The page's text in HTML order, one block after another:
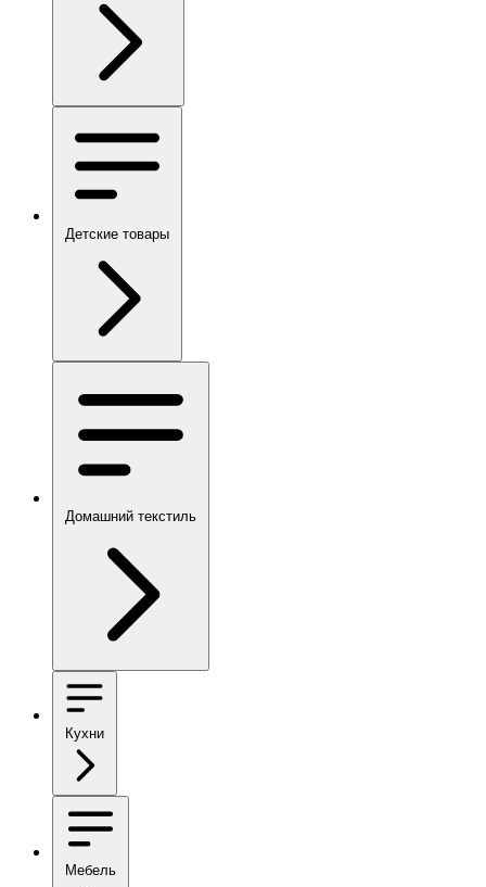
Детские товары
Домашний текстиль
Кухни
Мебель